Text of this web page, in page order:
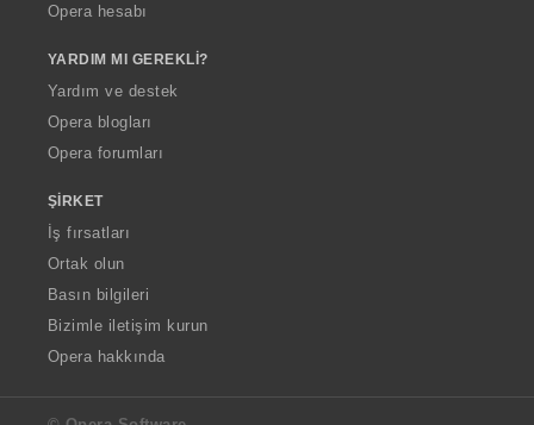
Opera hesabı
YARDIM MI GEREKLI?
Yardım ve destek
Opera blogları
Opera forumları
ŞIRKET
İş fırsatları
Ortak olun
Basın bilgileri
Bizimle iletişim kurun
Opera hakkında